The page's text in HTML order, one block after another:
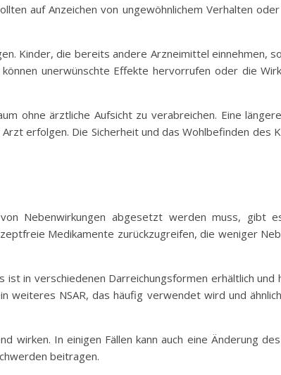
auf Anzeichen von ungewöhnlichem Verhalten
Kinder, die bereits andere Arzneimittel einnehmen,
unerwünschte Effekte hervorrufen oder die
ohne ärztliche Aufsicht zu verabreichen. Eine
erfolgen. Die Sicherheit und das Wohlbefinden des
Nebenwirkungen abgesetzt werden muss, gibt
Medikamente zurückzugreifen, die weniger
in verschiedenen Darreichungsformen erhältlich und
NSAR, das häufig verwendet wird und
In einigen Fällen kann auch eine Änderung
beitragen.